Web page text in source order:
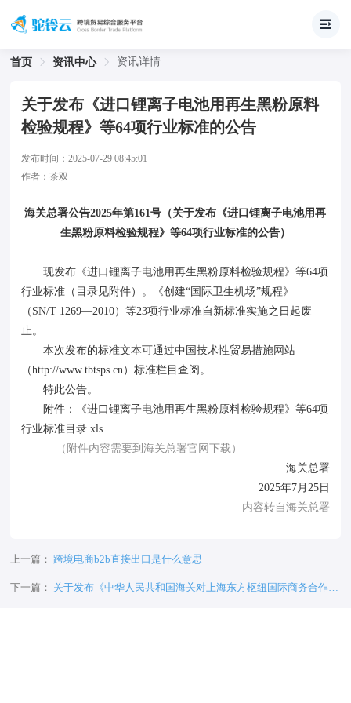
首页 资讯中心 资讯详情
关于发布《进口锂离子电池用再生黑粉原料
检验规程》等64项行业标准的公告
发布时间：2025-07-29 08:45:01
作者：茶双
海关总署公告2025年第161号（关于发布《进口锂离子电池用再
生黑粉原料检验规程》等64项行业标准的公告）
现发布《进口锂离子电池用再生黑粉原料检验规程》等64项
行业标准（目录见附件）。《创建“国际卫生机场”规程》
（SN/T 1269—2010）等23项行业标准自新标准实施之日起废
止。
本次发布的标准文本可通过中国技术性贸易措施网站
（http://www.tbtsps.cn）标准栏目查阅。
特此公告。
附件：《进口锂离子电池用再生黑粉原料检验规程》等64项
行业标准目录.xls
（附件内容需要到海关总署官网下载）
海关总署
2025年7月25日
内容转自海关总署
上一篇： 跨境电商b2b直接出口是什么意思
下一篇： 关于发布《中华人民共和国海关对上海东方枢纽国际商务合作区